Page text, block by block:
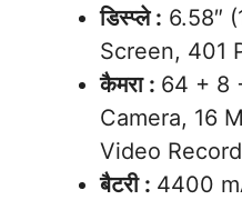
डिस्प्ले : 6.58″
Screen, 401
कैमरा : 64 + 8
Camera, 16
Video
बैटरी : 4400